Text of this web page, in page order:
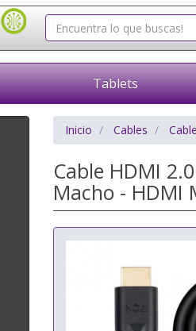
Tablets
Inicio Cables
Cable HDMI
Macho - HDMI